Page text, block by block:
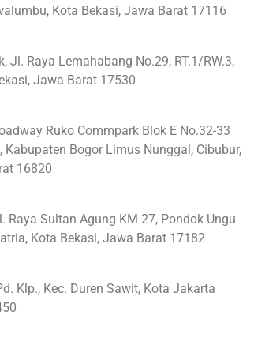
Kota Bekasi, Jawa Barat 17116
Raya Lemahabang No.29, RT.1/RW.3,
Jawa Barat 17530
Ruko Commpark Blok E No.32-33
Bogor Limus Nunggal, Cibubur,
16820
Raya Sultan Agung KM 27, Pondok Ungu
Kota Bekasi, Jawa Barat 17182
Klp., Kec. Duren Sawit, Kota Jakarta